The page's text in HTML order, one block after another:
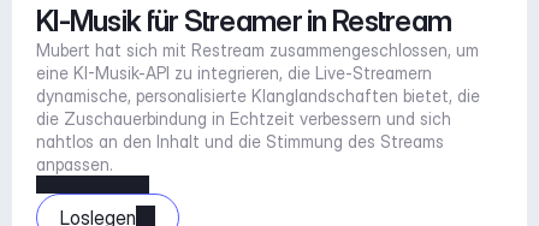
KI-Musik für Streamer in Restream
Mubert hat sich mit Restream zusammengeschlossen, um
eine KI-Musik-API zu integrieren, die Live-Streamern
dynamische, personalisierte Klanglandschaften bietet, die
die Zuschauerbindung in Echtzeit verbessern und sich
nahtlos an den Inhalt und die Stimmung des Streams
anpassen.
Loslegen